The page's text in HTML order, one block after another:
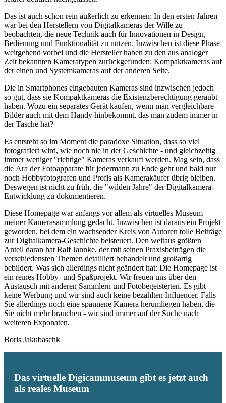
Das ist auch schon rein äußerlich zu erkennen: In den ersten Jahren
war bei den Herstellern von Digitalkameras der Wille zu
beobachten, die neue Technik auch für Innovationen in Design,
Bedienung und Funktionalität zu nutzen. Inzwischen ist diese Phase
weitgehend vorbei und die Hersteller haben zu den aus analoger
Zeit bekannten Kameratypen zurückgefunden: Kompaktkameras auf
der einen und Systemkameras auf der anderen Seite.
Die in Smartphones eingebauten Kameras sind inzwischen jedoch
so gut, dass sie Kompaktkameras die Existenzberechtigung geraubt
haben. Wozu ein separates Gerät kaufen, wenn man vergleichbare
Bilder auch mit dem Handy hinbekommt, das man zudem immer in
der Tasche hat?
Es entsteht so im Moment die paradoxe Situation, dass so viel
fotografiert wird, wie noch nie in der Geschichte - und gleichzeitig
immer weniger "richtige" Kameras verkauft werden. Mag sein, dass
die Ära der Fotoapparate für jedermann zu Ende geht und bald nur
noch Hobbyfotografen und Profis als Kamerakäufer übrig bleiben.
Deswegen ist nicht zu früh, die "wilden Jahre" der Digitalkamera-
Entwicklung zu dokumentieren.
Diese Homepage war anfangs vor allem als virtuelles Museum
meiner Kamerasammlung gedacht. Inzwischen ist daraus ein Projekt
geworden, bei dem ein wachsender Kreis von Autoren tolle Beiträge
zur Digitalkamera-Geschichte beisteuert. Den weitaus größten
Anteil daran hat Ralf Jannke, der mit seinen Praxisbeiträgen die
verschiedensten Themen detailliert behandelt und großartig
bebildert. Was sich allerdings nicht geändert hat: Die Homepage ist
ein reines Hobby- und Spaßprojekt. Wir freuen uns über den
Austausch mit anderen Sammlern und Fotobegeisterten. Es gibt
keine Werbung und wir sind auch keine bezahlten Influencer. Falls
Sie allerdings noch eine spannene Kamera herumliegen haben, die
Sie nicht mehr brauchen - wir sind immer auf der Suche nach
weiteren Exponaten.
Boris Jakubaschk
Das virtuelle Digicammuseum gibt es jetzt auch
als reales Museum